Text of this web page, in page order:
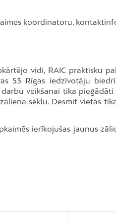
koordinatoru,
vidi, RAIC praktisku
53 Rīgas iedzīvotāju
veikšanai tika
sēklu. Desmit vietās
ierīkojušas jaunus